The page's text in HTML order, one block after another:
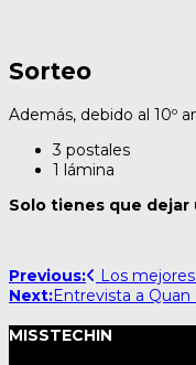
Sorteo
Además, debido al 10º
3 postales
1 lámina
Solo tienes que
Post
navigation
Previous:
Los
Next:Entrevista a
MISSTECHIN